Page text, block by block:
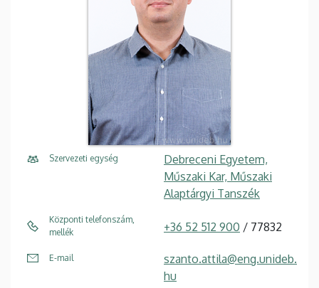
Szervezeti egység
Debreceni Egyetem,
Műszaki Kar, Műszaki
Alaptárgyi Tanszék
Központi telefonszám,
mellék
+36 52 512 900 / 77832
E-mail
szanto.attila@eng.unideb.
hu